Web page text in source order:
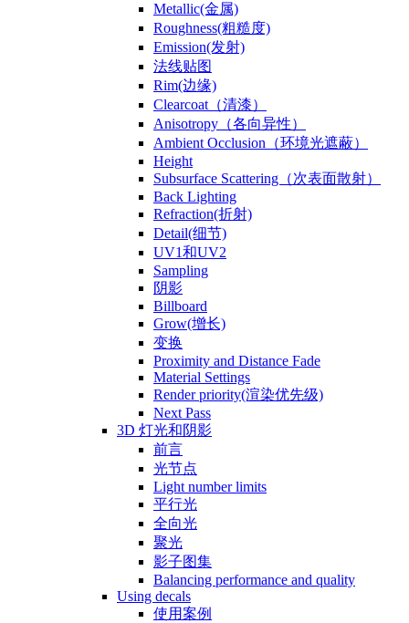
Metallic(金属)
Roughness(粗糙度)
Emission(发射)
法线贴图
Rim(边缘)
Clearcoat（清漆）
Anisotropy（各向异性）
Ambient Occlusion（环境光遮蔽）
Height
Subsurface Scattering（次表面散射）
Back Lighting
Refraction(折射)
Detail(细节)
UV1和UV2
Sampling
阴影
Billboard
Grow(增长)
变换
Proximity and Distance Fade
Material Settings
Render priority(渲染优先级)
Next Pass
3D 灯光和阴影
前言
光节点
Light number limits
平行光
全向光
聚光
影子图集
Balancing performance and quality
Using decals
使用案例